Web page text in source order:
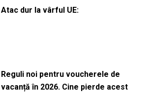
Atac dur la vârful UE:
Reguli noi pentru voucherele de
vacanță în 2026. Cine pierde acest